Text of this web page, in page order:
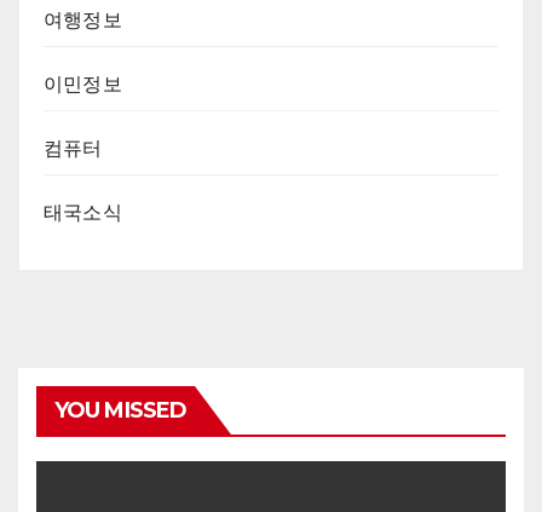
여행정보
이민정보
컴퓨터
태국소식
YOU MISSED